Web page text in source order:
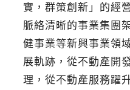
實，群策創新」的經
脈絡清晰的事業集團
健事業等新興事業領
展軌跡，從不動產開
理，從不動產服務躍